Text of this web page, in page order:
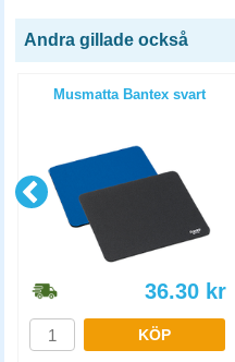
Andra gillade också
Musmatta Bantex svart
36.30 kr
KÖP